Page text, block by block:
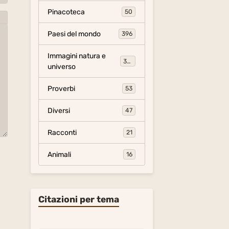
Pinacoteca 50
Paesi del mondo 396
Immagini natura e
universo
306
Proverbi 53
Diversi 47
Racconti 21
Animali 16
Citazioni per tema